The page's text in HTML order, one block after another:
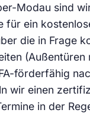
Modau sind
für ein
die in Frage
(Außentüren
förderfähig
wir einen
in der